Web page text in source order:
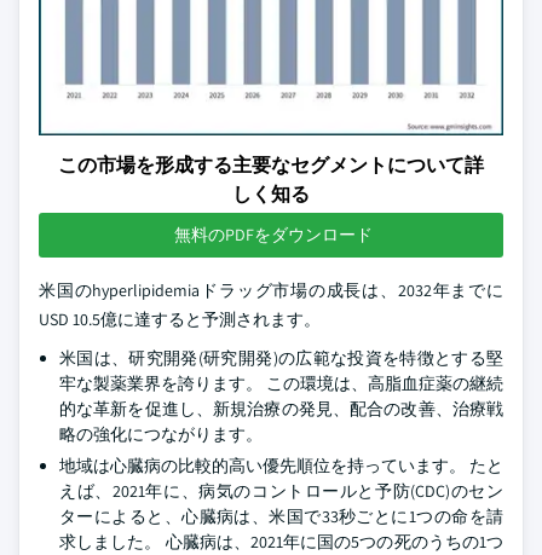
この市場を形成する主要なセグメントについて詳
しく知る
無料のPDFをダウンロード
米国のhyperlipidemiaドラッグ市場の成長は、2032年までに
USD 10.5億に達すると予測されます。
米国は、研究開発(研究開発)の広範な投資を特徴とする堅
牢な製薬業界を誇ります。 この環境は、高脂血症薬の継続
的な革新を促進し、新規治療の発見、配合の改善、治療戦
略の強化につながります。
地域は心臓病の比較的高い優先順位を持っています。 たと
えば、2021年に、病気のコントロールと予防(CDC)のセン
ターによると、心臓病は、米国で33秒ごとに1つの命を請
求しました。 心臓病は、2021年に国の5つの死のうちの1つ